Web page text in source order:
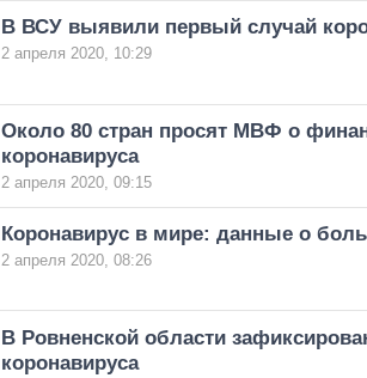
В ВСУ выявили первый случай
2 апреля 2020, 10:29
Около 80 стран просят МВФ о
коронавируса
2 апреля 2020, 09:15
Коронавирус в мире: данные о
2 апреля 2020, 08:26
В Ровненской области
коронавируса